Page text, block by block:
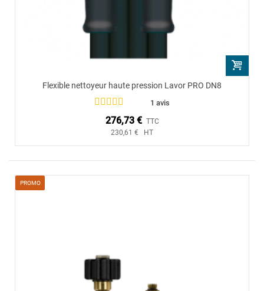
Flexible nettoyeur haute pression Lavor PRO DN8
1 avis
276,73 € TTC
230,61 € HT
PROMO